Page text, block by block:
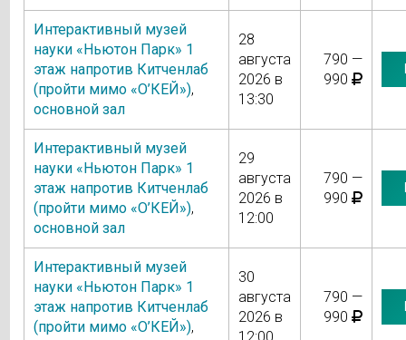
Интерактивный музей
науки «Ньютон Парк» 1
этаж напротив Китченлаб
(пройти мимо «О’КЕЙ»),
основной зал
28
августа
2026 в
13:30
790 —
990
Интерактивный музей
науки «Ньютон Парк» 1
этаж напротив Китченлаб
(пройти мимо «О’КЕЙ»),
основной зал
29
августа
2026 в
12:00
790 —
990
Интерактивный музей
науки «Ньютон Парк» 1
этаж напротив Китченлаб
(пройти мимо «О’КЕЙ»),
30
августа
2026 в
12:00
790 —
990